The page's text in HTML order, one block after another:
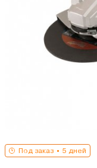
Под заказ 5 дней